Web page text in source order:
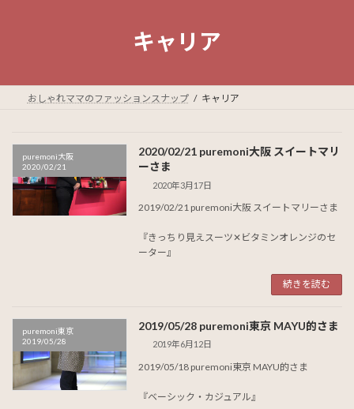
キャリア
おしゃれママのファッションスナップ キャリア
puremoni大阪
2020/02/21
2020/02/21 puremoni大阪 スイートマリ
ーさま
2020年3月17日
2019/02/21 puremoni大阪 スイートマリーさま
『きっちり見えスーツ✕ビタミンオレンジのセ
ーター』
続きを読む
puremoni東京
2019/05/28
2019/05/28 puremoni東京 MAYU的さま
2019年6月12日
2019/05/18 puremoni東京 MAYU的さま
『ベーシック・カジュアル』